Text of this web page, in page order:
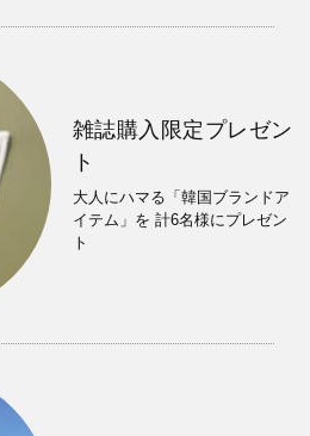
雑誌購入限定プレゼン
ト
大人にハマる「韓国ブランドア
イテム」を 計6名様にプレゼン
ト